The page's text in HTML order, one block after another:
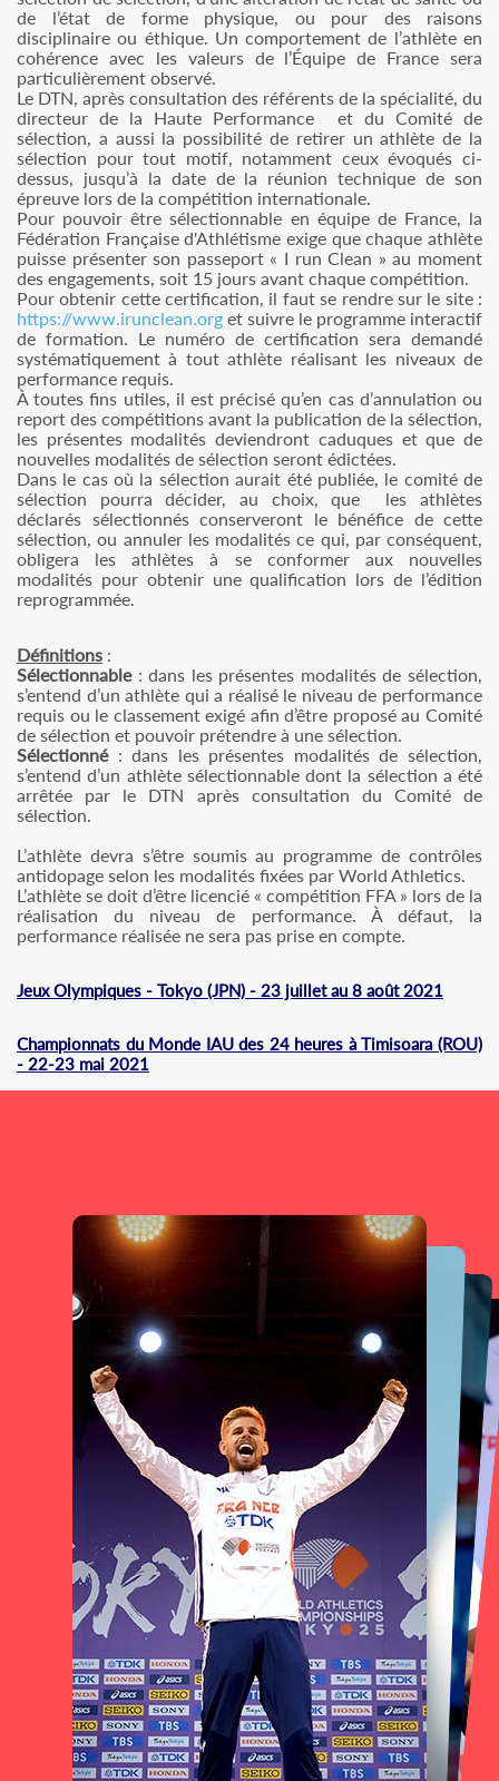
de l’état de forme physique, ou pour des raisons
disciplinaire ou éthique. Un comportement de l’athlète en
cohérence avec les valeurs de l’Équipe de France sera
particulièrement observé.
Le DTN, après consultation des référents de la spécialité, du
directeur de la Haute Performance et du Comité de
sélection, a aussi la possibilité de retirer un athlète de la
sélection pour tout motif, notamment ceux évoqués ci-
dessus, jusqu’à la date de la réunion technique de son
épreuve lors de la compétition internationale.
Pour pouvoir être sélectionnable en équipe de France, la
Fédération Française d'Athlétisme exige que chaque athlète
puisse présenter son passeport « I run Clean » au moment
des engagements, soit 15 jours avant chaque compétition.
Pour obtenir cette certification, il faut se rendre sur le site :
https://www.irunclean.org et suivre le programme interactif
de formation. Le numéro de certification sera demandé
systématiquement à tout athlète réalisant les niveaux de
performance requis.
À toutes fins utiles, il est précisé qu’en cas d’annulation ou
report des compétitions avant la publication de la sélection,
les présentes modalités deviendront caduques et que de
nouvelles modalités de sélection seront édictées.
Dans le cas où la sélection aurait été publiée, le comité de
sélection pourra décider, au choix, que les athlètes
déclarés sélectionnés conserveront le bénéfice de cette
sélection, ou annuler les modalités ce qui, par conséquent,
obligera les athlètes à se conformer aux nouvelles
modalités pour obtenir une qualification lors de l’édition
reprogrammée.
Définitions :
Sélectionnable: dans les présentes modalités de sélection,
s’entend d’un athlète qui a réalisé le niveau de performance
requis ou le classement exigé afin d’être proposé au Comité
de sélection et pouvoir prétendre à une sélection.
Sélectionné: dans les présentes modalités de sélection,
s’entend d’un athlète sélectionnable dont la sélection a été
arrêtée par le DTN après consultation du Comité de
sélection.
L’athlète devra s’être soumis au programme de contrôles
antidopage selon les modalités fixées par World Athletics.
L’athlète se doit d’être licencié « compétition FFA » lors de la
réalisation du niveau de performance. À défaut, la
performance réalisée ne sera pas prise en compte.
Jeux Olympiques - Tokyo (JPN) - 23 juillet au 8 août 2021
Championnats du Monde IAU des 24 heures à Timisoara (ROU)
- 22-23 mai 2021